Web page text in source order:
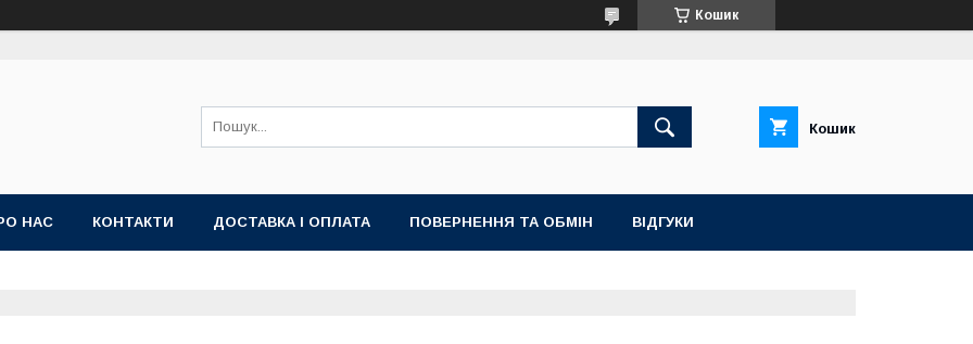
Кошик
Кошик
НАС КОНТАКТИ ДОСТАВКА І ОПЛАТА ПОВЕРНЕННЯ ТА ОБМІН ВІДГУКИ